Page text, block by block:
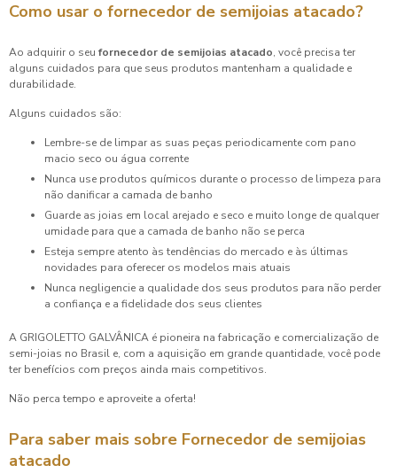
Como usar o fornecedor de semijoias atacado?
Ao adquirir o seu fornecedor de semijoias atacado, você precisa ter
alguns cuidados para que seus produtos mantenham a qualidade e
durabilidade.
Alguns cuidados são:
Lembre-se de limpar as suas peças periodicamente com pano
macio seco ou água corrente
Nunca use produtos químicos durante o processo de limpeza para
não danificar a camada de banho
Guarde as joias em local arejado e seco e muito longe de qualquer
umidade para que a camada de banho não se perca
Esteja sempre atento às tendências do mercado e às últimas
novidades para oferecer os modelos mais atuais
Nunca negligencie a qualidade dos seus produtos para não perder
a confiança e a fidelidade dos seus clientes
A GRIGOLETTO GALVÂNICA é pioneira na fabricação e comercialização de
semi-joias no Brasil e, com a aquisição em grande quantidade, você pode
ter benefícios com preços ainda mais competitivos.
Não perca tempo e aproveite a oferta!
Para saber mais sobre Fornecedor de semijoias
atacado